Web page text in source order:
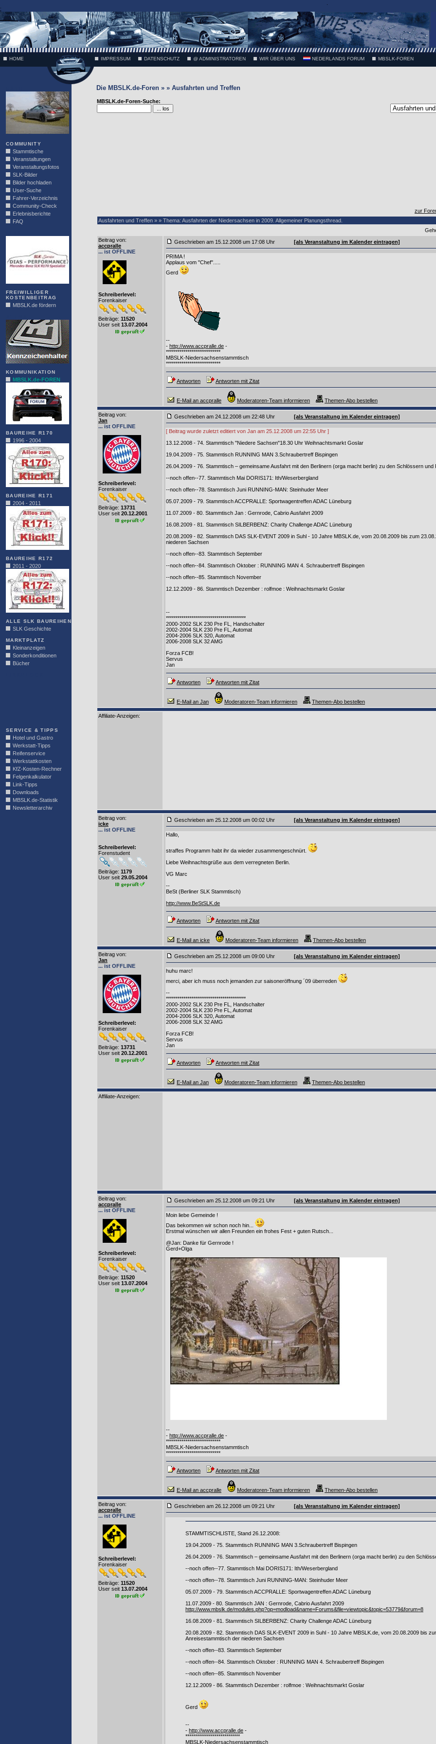
;
HOME IMPRESSUM DATENSCHUTZ @ ADMINISTRATOREN WIR ÜBER UNS NEDERLANDS FORUM MBSLK-FOREN
COMMUNITY
Stammtische
Veranstaltungen
Veranstaltungsfotos
SLK-Bilder
Bilder hochladen
User-Suche
Fahrer-Verzeichnis
Community-Check
Erlebnisberichte
FAQ
FREIWILLIGER
KOSTENBEITRAG
MBSLK.de fördern
KOMMUNIKATION
MBSLK.de-FOREN
BAUREIHE R170
1996 - 2004
BAUREIHE R171
2004 - 2011
BAUREIHE R172
2011 - 2020
ALLE SLK BAUREIHEN
SLK Geschichte
MARKTPLATZ
Kleinanzeigen
Sonderkonditionen
Bücher
SERVICE & TIPPS
Hotel und Gastro
Werkstatt-Tipps
Reifenservice
Werkstattkosten
KfZ-Kosten-Rechner
Felgenkalkulator
Link-Tipps
Downloads
MBSLK.de-Statistik
Newsletterarchiv
Die MBSLK.de-Foren » » Ausfahrten und Treffen
MBSLK.de-Foren-Suche:
zur
Ausfahrten und Treffen » » Thema: Ausfahrten der Niedersachsen in 2009. Allgemeiner Planungsthread.
Beitrag von:
accpralle
... ist OFFLINE
Schreiberlevel:
Forenkaiser
Beiträge: 11520
User seit 13.07.2004
Geschrieben am 15.12.2008 um 17:08 Uhr [als Veranstaltung im Kalender eintragen]
PRIMA !
Applaus vom "Chef".....
Gerd
--
- http://www.accpralle.de -
****************************
MBSLK-Niedersachsenstammtisch
****************************
Antworten Antworten mit Zitat
E-Mail an accpralle Moderatoren-Team informieren Themen-Abo bestellen
Beitrag von:
Jan
... ist OFFLINE
Schreiberlevel:
Forenkaiser
Beiträge: 13731
User seit 20.12.2001
Geschrieben am 24.12.2008 um 22:48 Uhr [als Veranstaltung im Kalender eintragen]
[ Beitrag wurde zuletzt editiert von Jan am 25.12.2008 um 22:55 Uhr ]
13.12.2008 - 74. Stammtisch "Niedere Sachsen"18.30 Uhr Weihnachtsmarkt Goslar
19.04.2009 - 75. Stammtisch RUNNING MAN 3.Schraubertreff Bispingen
26.04.2009 - 76. Stammtisch – gemeinsame Ausfahrt mit den Berlinern (orga macht berlin) zu den Schlössern
--noch offen--77. Stammtisch Mai DORIS171: Ith/Weserbergland
--noch offen--78. Stammtisch Juni RUNNING-MAN: Steinhuder Meer
05.07.2009 - 79. Stammtisch ACCPRALLE: Sportwagentreffen ADAC Lüneburg
11.07.2009 - 80. Stammtisch Jan : Gernrode, Cabrio Ausfahrt 2009
16.08.2009 - 81. Stammtisch SILBERBENZ: Charity Challenge ADAC Lüneburg
20.08.2009 - 82. Stammtisch DAS SLK-EVENT 2009 in Suhl - 10 Jahre MBSLK.de, vom 20.08.2009 bis zum
niederen Sachsen
--noch offen--83. Stammtisch September
--noch offen--84. Stammtisch Oktober : RUNNING MAN 4. Schraubertreff Bispingen
--noch offen--85. Stammtisch November
12.12.2009 - 86. Stammtisch Dezember : rolfmoe : Weihnachtsmarkt Goslar
--
*****************************************
2000-2002 SLK 230 Pre FL, Handschalter
2002-2004 SLK 230 Pre FL, Automat
2004-2006 SLK 320, Automat
2006-2008 SLK 32 AMG
Forza FCB!
Servus
Jan
Antworten Antworten mit Zitat
E-Mail an Jan Moderatoren-Team informieren Themen-Abo bestellen
Affiliate-Anzeigen:
Beitrag von:
icke
... ist OFFLINE
Schreiberlevel:
Forenstudent
Beiträge: 1179
User seit 29.05.2004
Geschrieben am 25.12.2008 um 00:02 Uhr [als Veranstaltung im Kalender eintragen]
Hallo,
straffes Programm habt ihr da wieder zusammengeschnürt.
Liebe Weihnachtsgrüße aus dem verregneten Berlin.
VG Marc
--
BeSt (Berliner SLK Stammtisch)
http://www.BeStSLK.de
Antworten Antworten mit Zitat
E-Mail an icke Moderatoren-Team informieren Themen-Abo bestellen
Beitrag von:
Jan
... ist OFFLINE
Schreiberlevel:
Forenkaiser
Beiträge: 13731
User seit 20.12.2001
Geschrieben am 25.12.2008 um 09:00 Uhr [als Veranstaltung im Kalender eintragen]
huhu marc!
merci, aber ich muss noch jemanden zur saisoneröffnung ´09 überreden
--
*****************************************
2000-2002 SLK 230 Pre FL, Handschalter
2002-2004 SLK 230 Pre FL, Automat
2004-2006 SLK 320, Automat
2006-2008 SLK 32 AMG
Forza FCB!
Servus
Jan
Antworten Antworten mit Zitat
E-Mail an Jan Moderatoren-Team informieren Themen-Abo bestellen
Affiliate-Anzeigen:
Beitrag von:
accpralle
... ist OFFLINE
Schreiberlevel:
Forenkaiser
Beiträge: 11520
User seit 13.07.2004
Geschrieben am 25.12.2008 um 09:21 Uhr [als Veranstaltung im Kalender eintragen]
Moin liebe Gemeinde !
Das bekommen wir schon noch hin...
Erstmal wünschen wir allen Freunden ein frohes Fest + guten Rutsch...
@Jan: Danke für Gernrode !
Gerd+Olga
--
- http://www.accpralle.de -
****************************
MBSLK-Niedersachsenstammtisch
****************************
Antworten Antworten mit Zitat
E-Mail an accpralle Moderatoren-Team informieren Themen-Abo bestellen
Beitrag von:
accpralle
... ist OFFLINE
Schreiberlevel:
Forenkaiser
Beiträge: 11520
User seit 13.07.2004
Geschrieben am 26.12.2008 um 09:21 Uhr [als Veranstaltung im Kalender eintragen]
STAMMTISCHLISTE, Stand 26.12.2008:
19.04.2009 - 75. Stammtisch RUNNING MAN 3.Schraubertreff Bispingen
26.04.2009 - 76. Stammtisch – gemeinsame Ausfahrt mit den Berlinern (orga macht berlin) zu den
--noch offen--77. Stammtisch Mai DORIS171: Ith/Weserbergland
--noch offen--78. Stammtisch Juni RUNNING-MAN: Steinhuder Meer
05.07.2009 - 79. Stammtisch ACCPRALLE: Sportwagentreffen ADAC Lüneburg
11.07.2009 - 80. Stammtisch JAN : Gernrode, Cabrio Ausfahrt 2009
http://www.mbslk.de/modules.php?op=modload&name=Forums&file=viewtopic&topic=53779&forum=8
16.08.2009 - 81. Stammtisch SILBERBENZ: Charity Challenge ADAC Lüneburg
20.08.2009 - 82. Stammtisch DAS SLK-EVENT 2009 in Suhl - 10 Jahre MBSLK.de, vom 20.08.2009 bis
Anreisestammtisch der niederen Sachsen
--noch offen--83. Stammtisch September
--noch offen--84. Stammtisch Oktober : RUNNING MAN 4. Schraubertreff Bispingen
--noch offen--85. Stammtisch November
12.12.2009 - 86. Stammtisch Dezember : rolfmoe : Weihnachtsmarkt Goslar
Gerd
--
- http://www.accpralle.de -
****************************
MBSLK-Niedersachsenstammtisch